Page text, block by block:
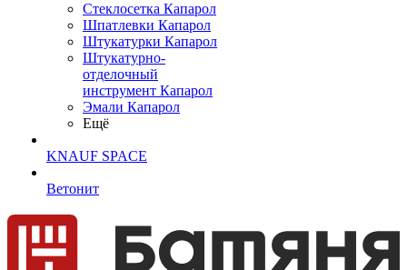
Cтеклосетка Капарол
Шпатлевки Капарол
Штукатурки Капарол
Штукатурно-
отделочный
инструмент Капарол
Эмали Капарол
Ещё
KNAUF SPACE
Ветонит